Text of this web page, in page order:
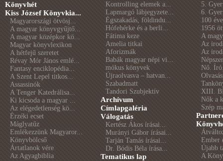
Könyvhét
Kiss József Könyvkia...
Magyarországi ötvösj...
A magyar könyvgyűjtő...
A magyar középkor kö...
Magyar könyvlexikon
A hétfejű szeretet
Révay Mór János emlé...
Fantasy enciklopédia...
A Szent Lepel titkos...
Assassinók
A Tenger Katedrálisa...
Ki kicsoda a magyar ...
Az elégedetlenség kö...
Érzéki ecset
Máglyatűz
Emlékezzünk Magyaror...
Könyvbölcső
Ártatlanok vére
Az Agyagbiblia
Kontrolling elemek a...
Lapmargó lábjegyzete...
Égszakadás, földindu...
Hófehérke és a berli...
Fátima keze
Amelia titkai
Aforizmák
Babák magyar népi vi...
mókus könyvek
Újraolvasva – hatvan...
Szabadmatt
Tandori Szubjektív
Archívum
Címlapgaléria
Válogatás
Kertész Ákos írásai...
Murányi Gábor írásai...
Tarján Tamás írásai...
Dr. Bódis Béla írása...
Tematikus lap
5.
6.
100
1956
A
Az
Az
Nő.
XIII.
Nők a
Szép
Ember
Újabb
A